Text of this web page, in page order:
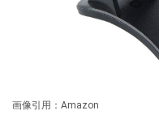
画像引用：Amazon